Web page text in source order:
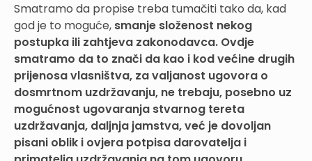
Smatramo da propise treba tumačiti tako da, kad
god je to moguće, smanje složenost nekog
postupka ili zahtjeva zakonodavca. Ovdje
smatramo da to znači da kao i kod većine drugih
prijenosa vlasništva, za valjanost ugovora o
dosmrtnom uzdržavanju, ne trebaju, posebno uz
mogućnost ugovaranja stvarnog tereta
uzdržavanja, daljnja jamstva, već je dovoljan
pisani oblik i ovjera potpisa darovatelja i